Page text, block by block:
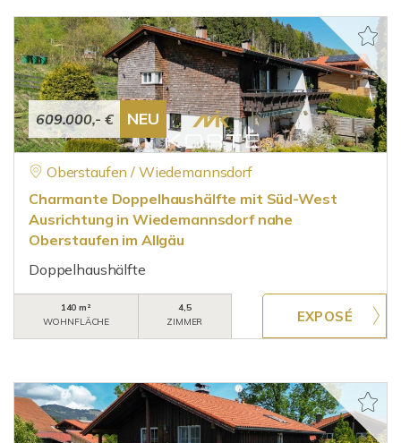
609.000,- € NEU
Oberstaufen / Wiedemannsdorf
Charmante Doppelhaushälfte mit Süd-West
Ausrichtung in Wiedemannsdorf nahe
Oberstaufen im Allgäu
Doppelhaushälfte
140 m²
WOHNFLÄCHE
4,5
ZIMMER